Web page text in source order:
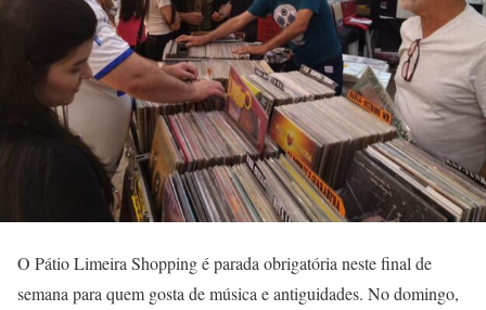
O Pátio Limeira Shopping é parada obrigatória neste final de
semana para quem gosta de música e antiguidades. No domingo,